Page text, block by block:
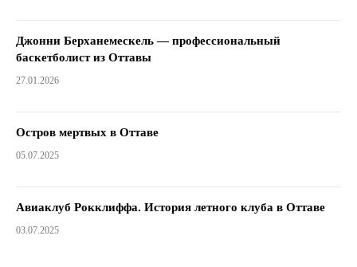
Джонни Берханемескель — профессиональный
баскетболист из Оттавы
27.01.2026
Остров мертвых в Оттаве
05.07.2025
Авиаклуб Рокклиффа. История летного клуба в Оттаве
03.07.2025